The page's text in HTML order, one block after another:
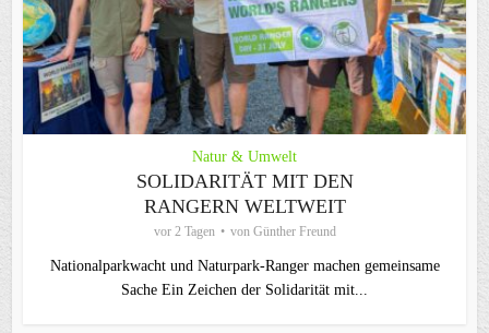
Natur & Umwelt
SOLIDARITÄT MIT DEN
RANGERN WELTWEIT
vor 2 Tagen von Günther Freund
Nationalparkwacht und Naturpark-Ranger machen gemeinsame
Sache Ein Zeichen der Solidarität mit...